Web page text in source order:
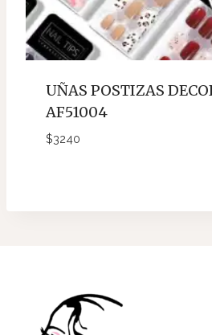
UÑAS POSTIZAS
AF51004
$3240